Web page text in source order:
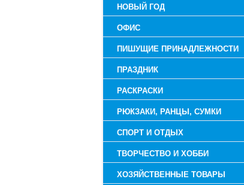
НОВЫЙ ГОД
ОФИС
ПИШУЩИЕ ПРИНАДЛЕЖНОСТИ
ПРАЗДНИК
РАСКРАСКИ
РЮКЗАКИ, РАНЦЫ, СУМКИ
СПОРТ И ОТДЫХ
ТВОРЧЕСТВО И ХОББИ
ХОЗЯЙСТВЕННЫЕ ТОВАРЫ